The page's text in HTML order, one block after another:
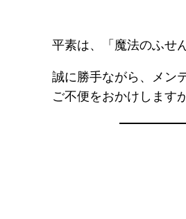
平素は、「魔法のふせ
誠に勝手ながら、メン
ご不便をおかけします